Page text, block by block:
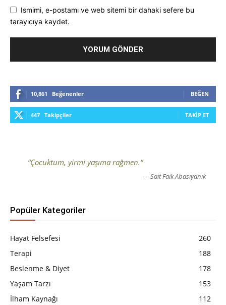
Ismimi, e-postamı ve web sitemi bir dahaki sefere bu
tarayıcıya kaydet.
10,861 Beğenenler BEĞEN
447 Takipçiler TAKIP ET
“Çocuktum, yirmi yaşıma rağmen.“
— Sait Faik Abasıyanık
Popüler Kategoriler
Hayat Felsefesi
260
Terapi
188
Beslenme & Diyet
178
Yaşam Tarzı
153
İlham Kaynağı
112